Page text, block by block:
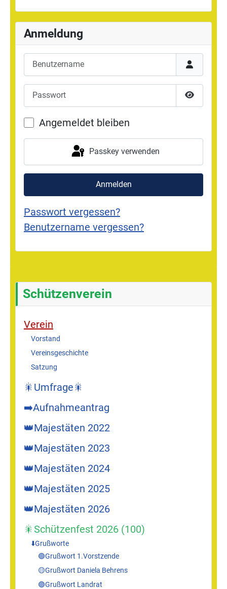
Schützenverein
Verein
Vorstand
Vereinsgeschichte
Satzung
🎇Umfrage🎇
➡️Aufnahmeantrag
👑Majestäten 2022
👑Majestäten 2023
👑Majestäten 2024
👑Majestäten 2025
👑Majestäten 2026
🎇Schützenfest 2026 (100)
⬇️Grußworte
🟢Grußwort 1.Vorstzende
🟡Grußwort Daniela Behrens
🟣Grußwort Landrat
Anmeldung
Benutzername
Passwort
Passwort
Angemeldet bleiben
Passkey verwenden
Anmelden
Passwort vergessen?
Benutzername vergessen?